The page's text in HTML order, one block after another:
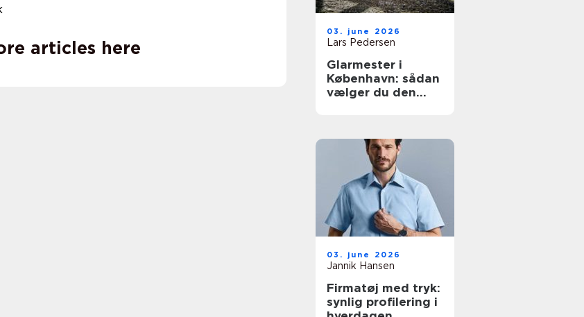
articles here
03. june 2026
Lars Pedersen
Glarmester i
København: sådan
vælger du den
03. june 2026
Jannik Hansen
Firmatøj med tryk:
synlig profilering i